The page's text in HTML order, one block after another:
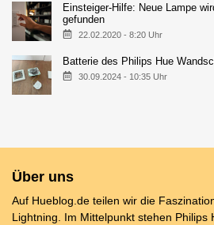
Einsteiger-Hilfe: Neue Lampe
gefunden
22.02.2020 - 8:20 Uhr
Batterie des Philips Hue
30.09.2024 - 10:35 Uhr
Über uns
Auf Hueblog.de teilen wir die
Lightning. Im Mittelpunkt stehen Philips